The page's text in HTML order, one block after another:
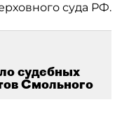
суда РФ.
судебных
Смольного